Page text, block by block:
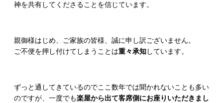
神を共有してくださることを信じています。
親御様はじめ、ご家族の皆様、誠に申し訳ございません。
ご不便を押し付けてしまうことは重々承知しています。
ずっと通してきているのでここ数年では聞かれないことも多い
のですが、一度でも楽屋から出て客席側にお座りいただきまし